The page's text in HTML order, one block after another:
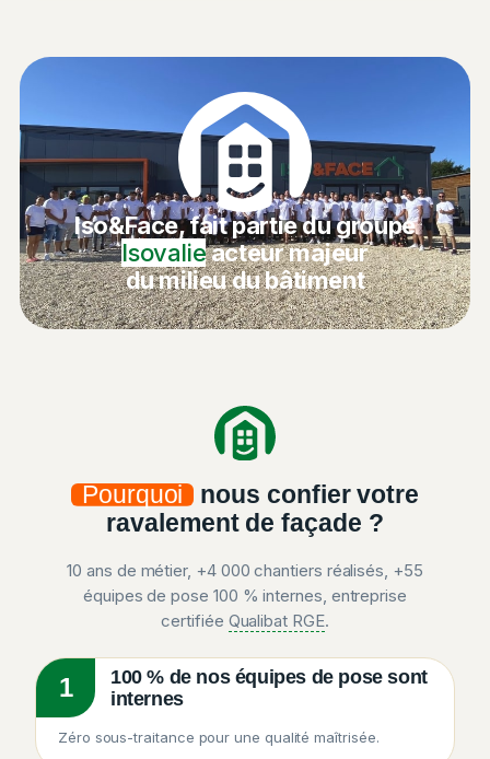
Iso&Face, fait partie du groupe
Isovalieacteur majeur
du milieu du bâtiment
Pourquoi
nous confier votre
ravalement de façade ?
10 ans de métier, +4 000 chantiers réalisés, +55
équipes de pose 100 % internes, entreprise
certifiée Qualibat RGE.
1
100 % de nos équipes de pose sont
internes
Zéro sous-traitance pour une qualité maîtrisée.